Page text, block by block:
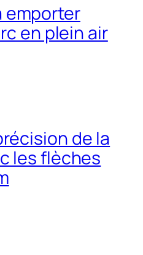
emporter
en plein air
de la
les flèches